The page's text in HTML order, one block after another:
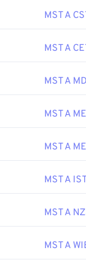
MST A
MST A
MST A
MST A
MST A
MST A
MST A
MST A